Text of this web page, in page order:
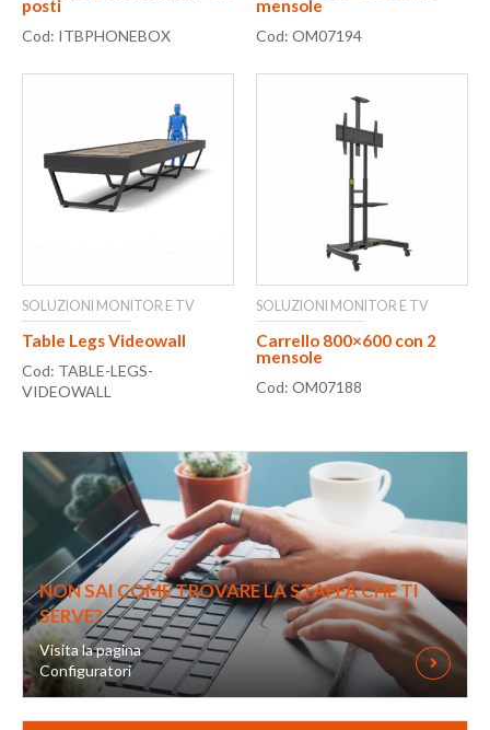
posti
Cod: ITBPHONEBOX
mensole
Cod: OM07194
SOLUZIONI MONITOR E TV
Table Legs Videowall
Cod: TABLE-LEGS-
VIDEOWALL
SOLUZIONI MONITOR E TV
Carrello 800×600 con 2
mensole
Cod: OM07188
NON SAI COME TROVARE LA STAFFA CHE TI
SERVE?
Visita la pagina
Configuratori